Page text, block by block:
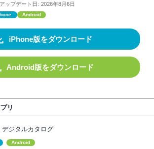
ップデート日: 2026年8月6日
Android
iPhone版をダウンロード
Android版をダウンロード
リ
デジタルカタログ
Android